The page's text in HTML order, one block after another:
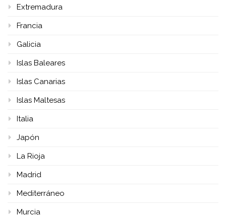
Extremadura
Francia
Galicia
Islas Baleares
Islas Canarias
Islas Maltesas
Italia
Japón
La Rioja
Madrid
Mediterráneo
Murcia